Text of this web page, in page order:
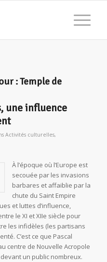
:Temple de
une influence
Activités culturelles,
À l’époque où l’Europe est
secouée par les invasions
barbares et affaiblie par la
chute du Saint Empire
et luttes d’influence,
le XI et XIIe siècle pour
les infidèles (les partisans
C’est ce que Pascal
centre de Nouvelle Acropole
un public nombreux.